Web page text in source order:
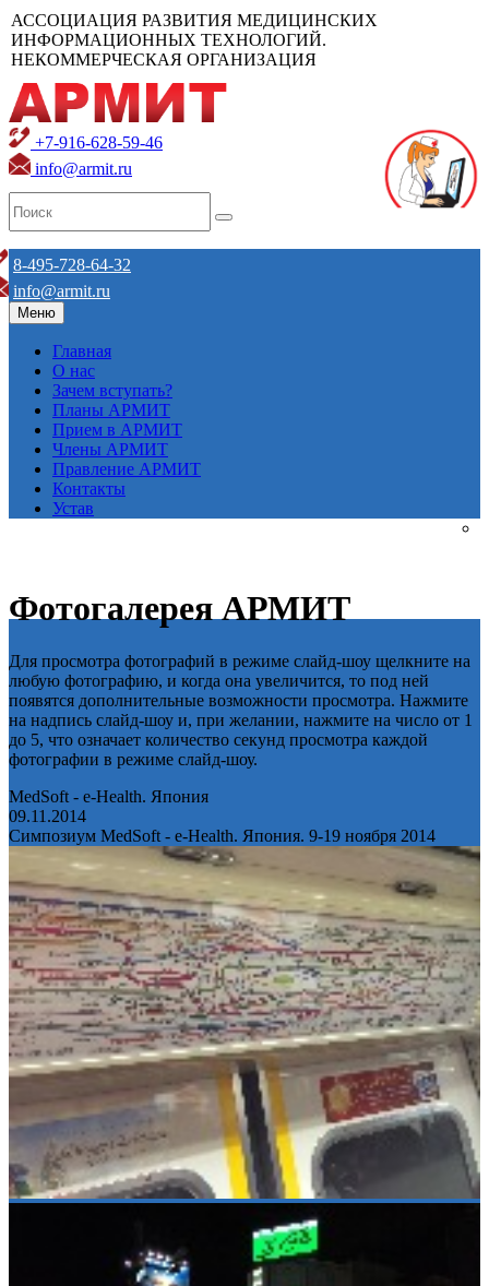
АССОЦИАЦИЯ РАЗВИТИЯ МЕДИЦИНСКИХ
ИНФОРМАЦИОННЫХ ТЕХНОЛОГИЙ.
НЕКОММЕРЧЕСКАЯ ОРГАНИЗАЦИЯ
+7-916-628-59-46
info@armit.ru
8-495-728-64-32
info@armit.ru
Меню
Главная
О нас
Зачем вступать?
Планы АРМИТ
Прием в АРМИТ
Члены АРМИТ
Правление АРМИТ
Контакты
Устав
Фотогалерея АРМИТ
Для просмотра фотографий в режиме слайд-шоу щелкните на
любую фотографию, и когда она увеличится, то под ней
появятся дополнительные возможности просмотра. Нажмите
на надпись слайд-шоу и, при желании, нажмите на число от 1
до 5, что означает количество секунд просмотра каждой
фотографии в режиме слайд-шоу.
MedSoft - e-Health. Япония
09.11.2014
Симпозиум MedSoft - e-Health. Япония. 9-19 ноября 2014